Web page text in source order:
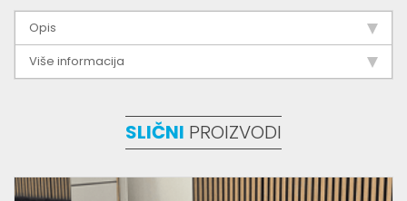
Opis
Više informacija
SLIČNI PROIZVODI